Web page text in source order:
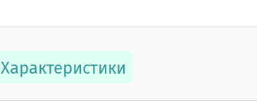
Характеристики